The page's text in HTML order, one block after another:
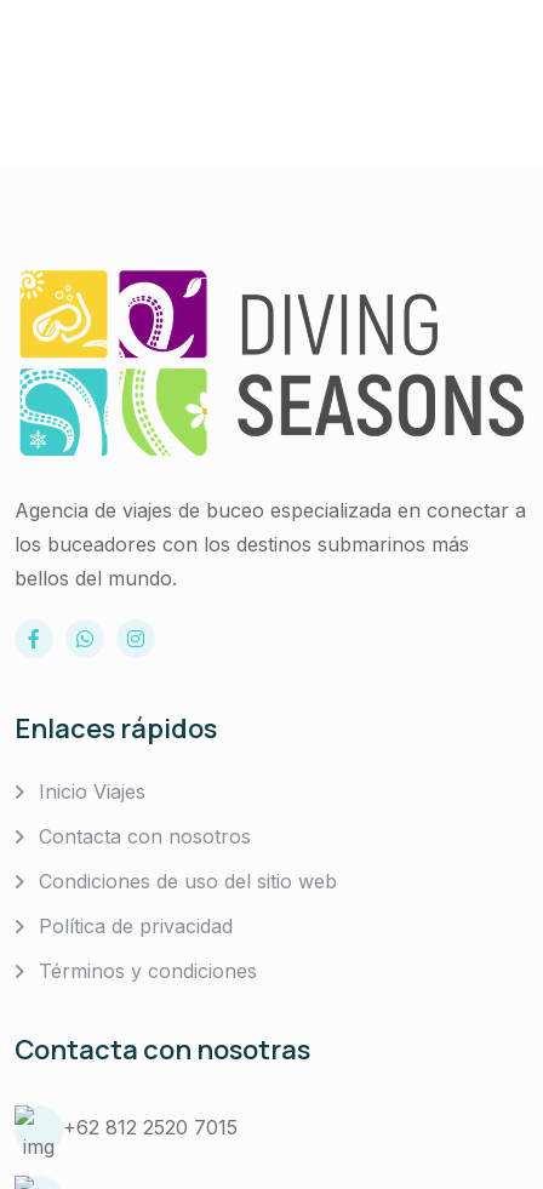
Agencia de viajes de buceo especializada en conectar a
los buceadores con los destinos submarinos más
bellos del mundo.
Enlaces rápidos
Inicio Viajes
Contacta con nosotros
Condiciones de uso del sitio web
Política de privacidad
Términos y condiciones
Contacta con nosotras
+62 812 2520 7015